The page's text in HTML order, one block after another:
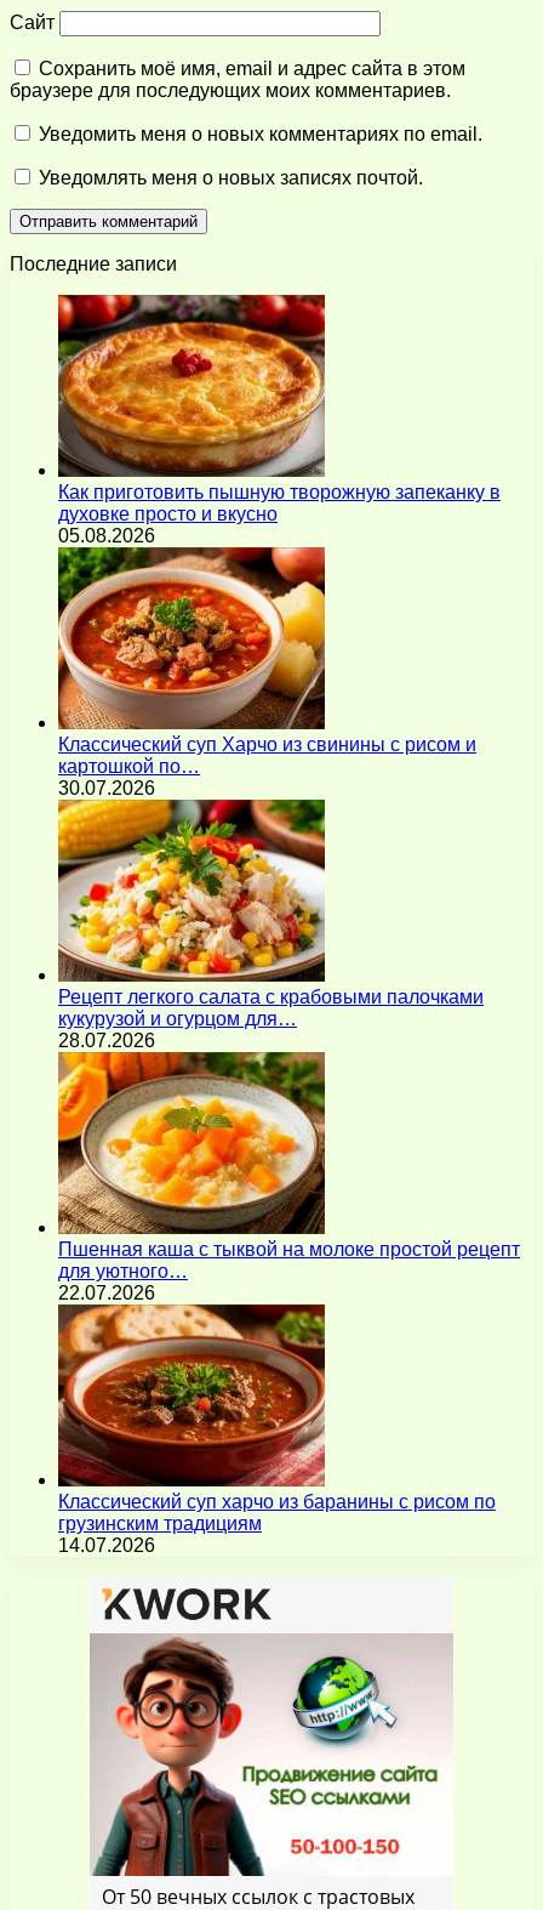
Сайт
Сохранить моё имя, email и адрес сайта в этом
браузере для последующих моих комментариев.
Уведомить меня о новых комментариях по email.
Уведомлять меня о новых записях почтой.
Последние записи
Как приготовить пышную творожную запеканку в
духовке просто и вкусно
05.08.2026
Классический суп Харчо из свинины с рисом и
картошкой по…
30.07.2026
Рецепт легкого салата с крабовыми палочками
кукурузой и огурцом для…
28.07.2026
Пшенная каша с тыквой на молоке простой рецепт
для уютного…
22.07.2026
Классический суп харчо из баранины с рисом по
грузинским традициям
14.07.2026